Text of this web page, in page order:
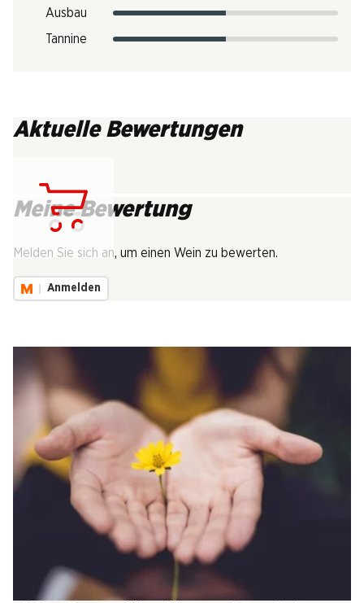
Ausbau
Tannine
Aktuelle Bewertungen
Meine Bewertung
Melden Sie sich an, um einen Wein zu bewerten.
Anmelden